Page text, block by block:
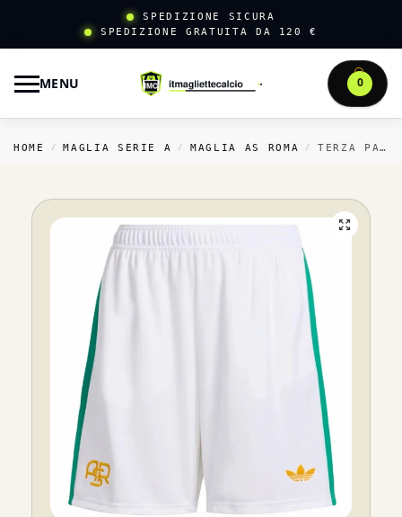
SPEDIZIONE SICURA
SPEDIZIONE GRATUITA DA 120 €
MENU 0
HOME / MAGLIA SERIE A / MAGLIA AS ROMA / TERZA PANTALONCINI AS ROMA 2025 2026 BIANCO